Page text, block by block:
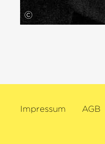
©
Impressum AGB